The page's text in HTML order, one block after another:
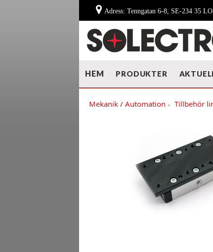
Adress: Tenngatan 6-8, SE-234 35
HEM PRODUKTER
Mekanik / Automation » Tillbehör